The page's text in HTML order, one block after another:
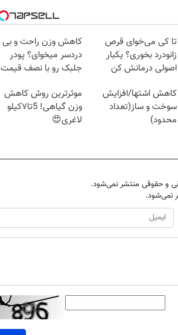
تا کی می‌خوای قرص
زانودرد بخوری؟ یکبار
اصولی درمانش کن
کاهش وزن راحت و بی
دردسر میخوای؟ پودر
جلبک رو با نصف قیمت
کاهش اشتها/افزایش
سوخت و ساز(تعداد
محدود)
موثرترین روش کاهش
وزن گیاهی! 5تا۷کیلو
لاغری😍
و حقوقی منتشر نمی‌شود.
نمی‌شود.